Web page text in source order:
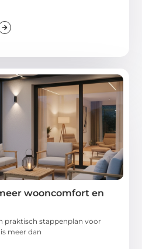
wooncomfort en
praktisch stappenplan voor
meer dan